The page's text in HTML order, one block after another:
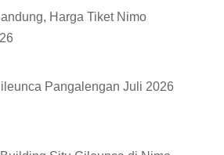
Harga Tiket Nimo
Pangalengan Juli 2026